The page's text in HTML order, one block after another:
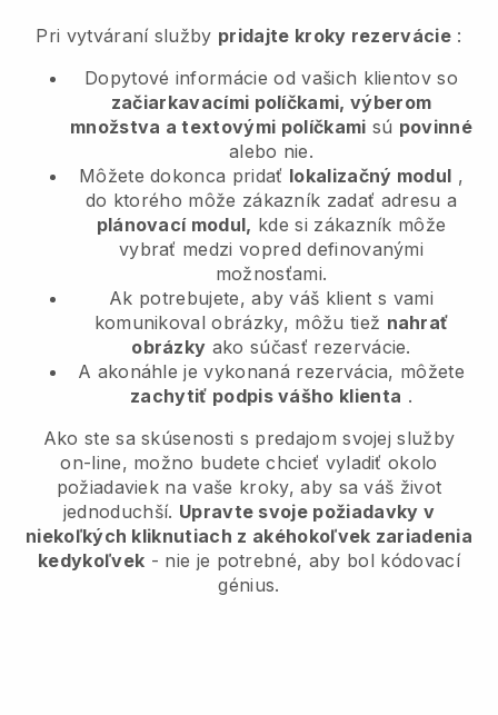
Pri vytváraní služby pridajte kroky rezervácie :
Dopytové informácie od vašich klientov so
začiarkavacími políčkami, výberom
množstva a textovými políčkami sú povinné
alebo nie.
Môžete dokonca pridať lokalizačný modul ,
do ktorého môže zákazník zadať adresu a
plánovací modul, kde si zákazník môže
vybrať medzi vopred definovanými
možnosťami.
Ak potrebujete, aby váš klient s vami
komunikoval obrázky, môžu tiež nahrať
obrázky ako súčasť rezervácie.
A akonáhle je vykonaná rezervácia, môžete
zachytiť podpis vášho klienta .
Ako ste sa skúsenosti s predajom svojej služby
on-line, možno budete chcieť vyladiť okolo
požiadaviek na vaše kroky, aby sa váš život
jednoduchší. Upravte svoje požiadavky v
niekoľkých kliknutiach z akéhokoľvek zariadenia
kedykoľvek - nie je potrebné, aby bol kódovací
génius.